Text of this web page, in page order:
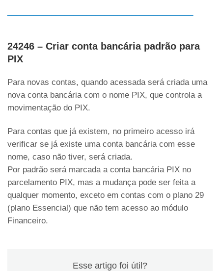
24246 – Criar conta bancária padrão para
PIX
Para novas contas, quando acessada será criada uma
nova conta bancária com o nome PIX, que controla a
movimentação do PIX.
Para contas que já existem, no primeiro acesso irá
verificar se já existe uma conta bancária com esse
nome, caso não tiver, será criada.
Por padrão será marcada a conta bancária PIX no
parcelamento PIX, mas a mudança pode ser feita a
qualquer momento, exceto em contas com o plano 29
(plano Essencial) que não tem acesso ao módulo
Financeiro.
Esse artigo foi útil?